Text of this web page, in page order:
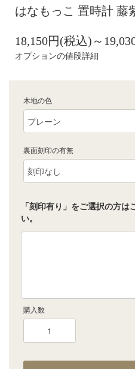
はなもっこ 置時計 藤
18,150円(税込)～
オプションの値段詳細
木地の色
裏面刻印の有無
「刻印有り」をご選択の方
い。
購入数